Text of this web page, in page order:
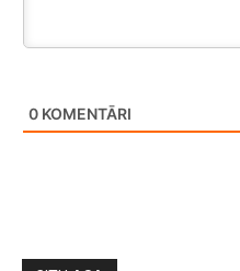
0 KOMENTĀRI